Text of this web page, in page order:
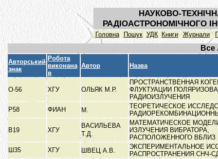
НАУКОВО-
РАДІОАСТРОНОМІЧНОГО
Головна Пошук УДК Книги Журнали
Все
Авторський
знак
Робота
виконана
в
Автор Назва
О-56 ХГУ ОЛЬЯК М.Р.
ПРОСТРАНСТВЕННАЯ
ФЛУКТУАЦИИ
РАДИОИЗЛУЧЕНИЯ
Р58
ФИАН М.
ТЕОРЕТИЧЕСКОЕ
В19 ХГУ
ВАСИЛЬЕВА
Т.Д.
МАТЕМАТИЧЕСКОЕ
ИЗЛУЧЕНИЯ ВИБРАТОРА,
РАСПОЛОЖЕННОГО ВБЛИЗ
Ш35
ХГУ ШВЕЦ А.В.
ЭКСПЕРИМЕНТАЛЬНОЕ
РАСПРОСТРАНЕНИЯ СНЧ-